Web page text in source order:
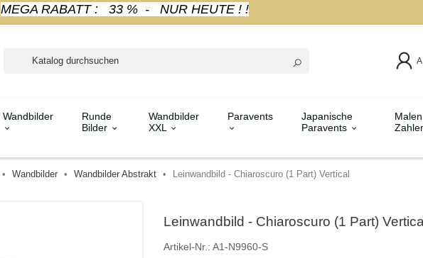
MEGA RABATT : 33 % - NUR HEUTE ! !
Wandbilder
Runde
Bilder
Wandbilder
XXL
Paravents
Japanische
Paravents
Wandbilder Wandbilder Abstrakt Leinwandbild - Chiaroscuro (1 Part) Vertical
Leinwandbild - Chiaroscuro (1 Part)
Artikel-Nr.: A1-N9960-S